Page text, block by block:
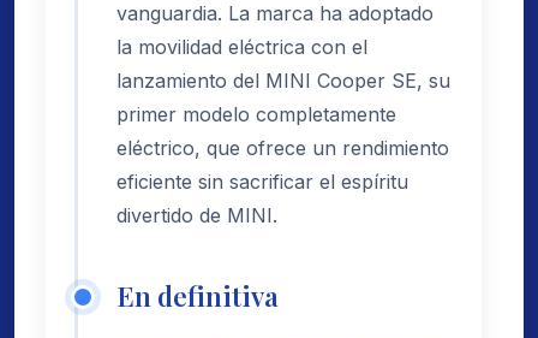
vanguardia. La marca ha adoptado
la movilidad eléctrica con el
lanzamiento del MINI Cooper SE, su
primer modelo completamente
eléctrico, que ofrece un rendimiento
eficiente sin sacrificar el espíritu
divertido de MINI.
En definitiva